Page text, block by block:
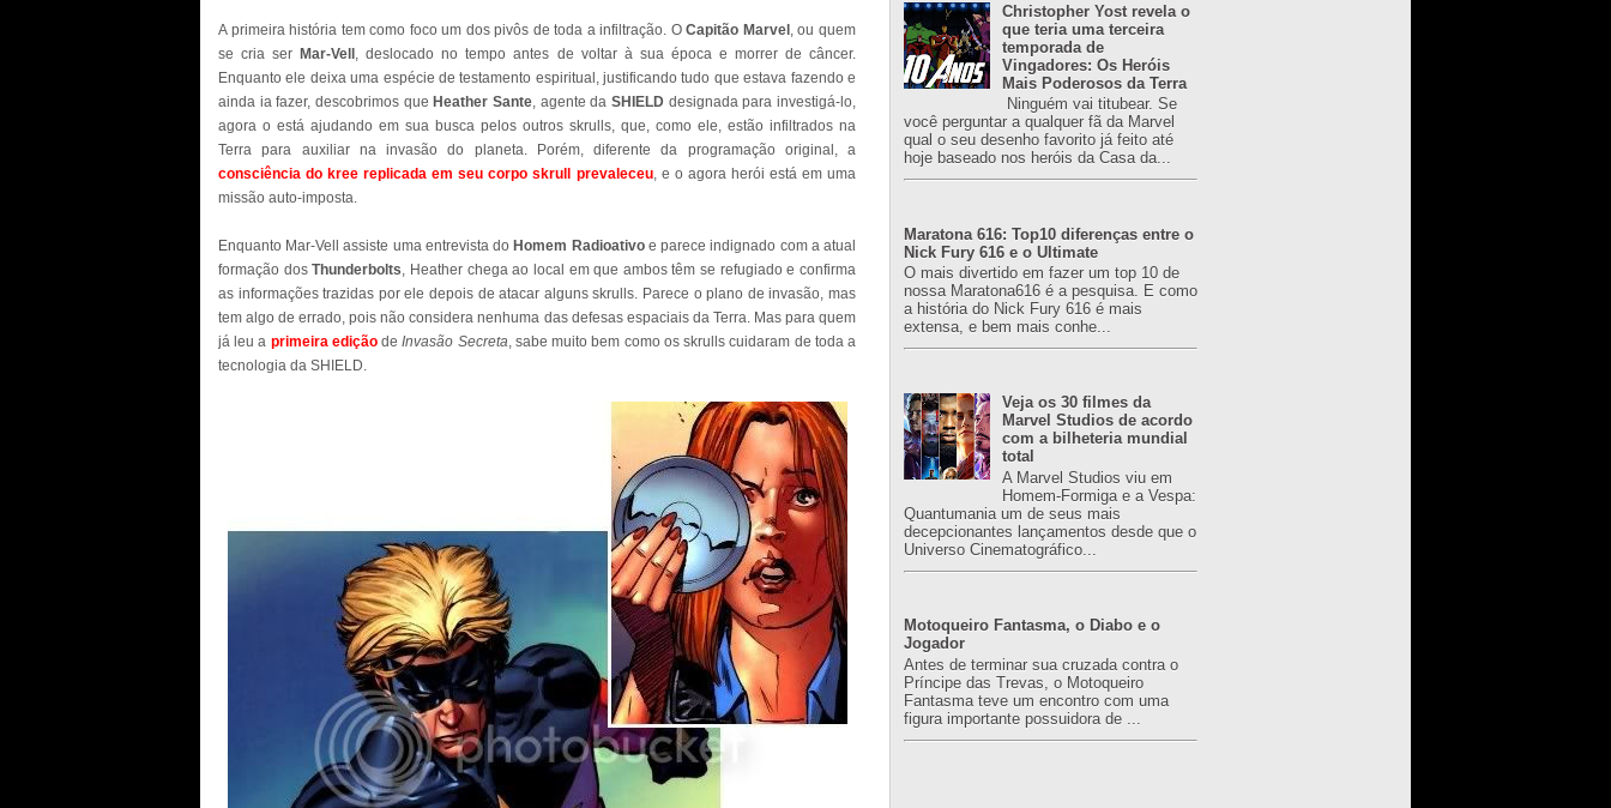
A primeira história tem como foco um dos pivôs de toda a infiltração. OCapitão Marvel , ou quem
se cria ser Mar-Vell , deslocado no tempo antes de voltar à sua época e morrer de câncer.
Enquanto ele deixa uma espécie de testamento espiritual, justificando tudo que estava fazendo e
ainda ia fazer, descobrimos que Heather Sante, agente daSHIELD designada para investigá-lo,
agora o está ajudando em sua busca pelos outros skrulls, que, como ele, estão infiltrados na
Terra para auxiliar na invasão do planeta. Porém, diferente da programação original, a
consciência do kree replicada em seu corpo skrull prevaleceu, e o agora herói está em uma
missão auto-imposta.
Enquanto Mar-Vell assiste uma entrevista do Homem Radioativoe parece indignado com a atual
formação dosThunderbolts, Heather chega ao local em que ambos têm se refugiado e confirma
as informações trazidas por ele depois de atacar alguns skrulls. Parece o plano de invasão, mas
tem algo de errado, pois não considera nenhuma das defesas espaciais da Terra. Mas para quem
já leu a primeira ediçãodeInvasão Secreta, sabe muito bem como os skrulls cuidaram de toda a
tecnologia da SHIELD.
Christopher Yost revela o
que teria uma terceira
temporada de
Vingadores: Os Heróis
Mais Poderosos da Terra
Ninguém vai titubear. Se
você perguntar a qualquer fã da Marvel
qual o seu desenho favorito já feito até
hoje baseado nos heróis da Casa da...
Maratona 616: Top10 diferenças entre o
Nick Fury 616 e o Ultimate
O mais divertido em fazer um top 10 de
nossa Maratona616 é a pesquisa. E como
a história do Nick Fury 616 é mais
extensa, e bem mais conhe...
Veja os 30 filmes da
Marvel Studios de acordo
com a bilheteria mundial
total
A Marvel Studios viu em
Homem-Formiga e a Vespa:
Quantumania um de seus mais
decepcionantes lançamentos desde que o
Universo Cinematográfico...
Motoqueiro Fantasma, o Diabo e o
Jogador
Antes de terminar sua cruzada contra o
Príncipe das Trevas, o Motoqueiro
Fantasma teve um encontro com uma
figura importante possuidora de ...